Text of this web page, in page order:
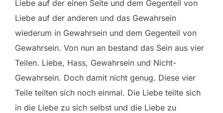
Liebe auf der einen Seite und dem Gegenteil von
Liebe auf der anderen und das Gewahrsein
wiederum in Gewahrsein und dem Gegenteil von
Gewahrsein. Von nun an bestand das Sein aus vier
Teilen. Liebe, Hass, Gewahrsein und Nicht-
Gewahrsein. Doch damit nicht genug. Diese vier
Teile teilten sich noch einmal. Die Liebe teilte sich
in die Liebe zu sich selbst und die Liebe zu